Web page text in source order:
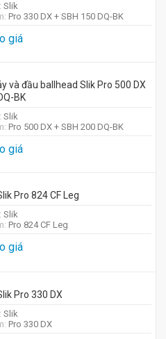
Slik
Pro 330 DX + SBH 150 DQ-BK
giá
và đầu ballhead Slik Pro 500 DX
BK
Slik
Pro 500 DX + SBH 200 DQ-BK
giá
Pro 824 CF Leg
Slik
Pro 824 CF Leg
giá
Pro 330 DX
Slik
Pro 330 DX